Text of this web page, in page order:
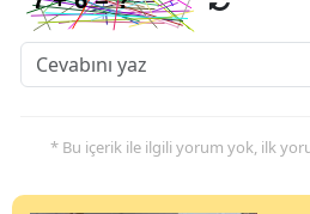
* Bu içerik ile ilgili yorum yok, ilk